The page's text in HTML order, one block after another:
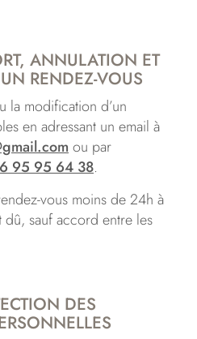
ANNULATION ET
RENDEZ-VOUS
la modification d’un
en adressant un email à
ou par
95 95 64 38.
vous moins de 24h à
dû, sauf accord entre les
DES